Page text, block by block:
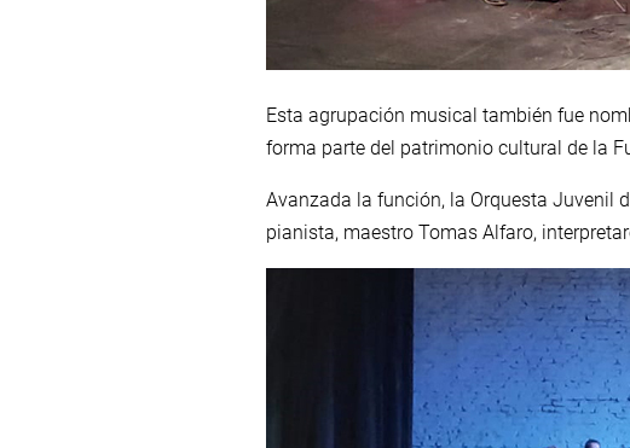
Esta agrupación musical también fue
forma parte del patrimonio cultural de la
Avanzada la función, la Orquesta Juvenil
pianista, maestro Tomas Alfaro,